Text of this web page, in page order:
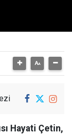
Hayati Çetin,